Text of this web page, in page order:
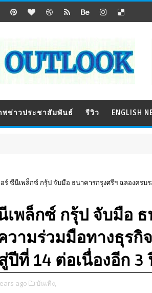
พข่าวประชาสัมพันธ์ รีวิว ENGLISH
อร์ ซีนีเพล็กซ์ กรุ้ป จับมือ ธนาคารกรุงศรีฯ ฉลองคร
เพล็กซ์ กรุ้ป จับมือ
วามร่วมมือทางธุร
ปีที่ 14 ต่อเนื่องอีก 3
ago บันเทิง,